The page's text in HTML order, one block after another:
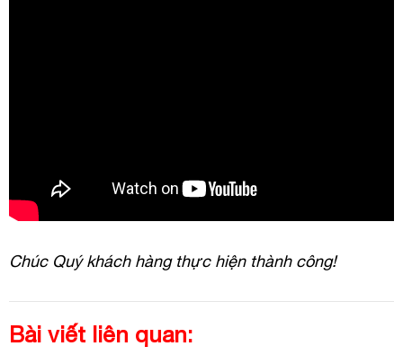
Chúc Quý khách hàng thực hiện thành công!
Bài viết liên quan: